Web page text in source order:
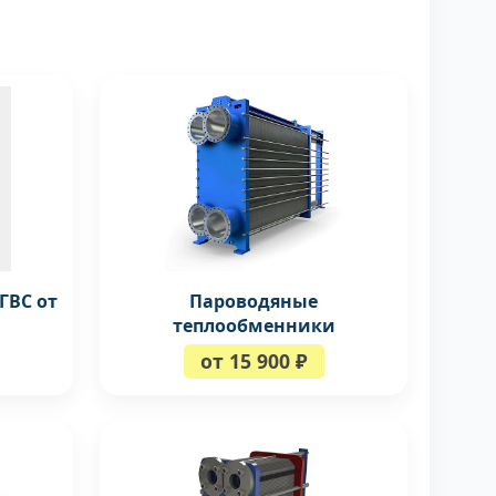
от
Пароводяные
теплообменники
от 15 900 ₽